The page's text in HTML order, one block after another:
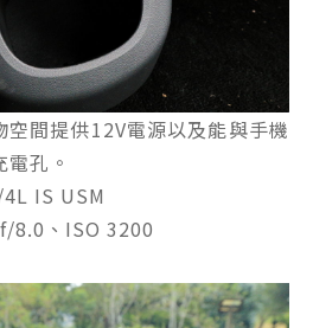
間提供12V電源以及能與手機
孔。
IS USM
8.0、ISO 3200